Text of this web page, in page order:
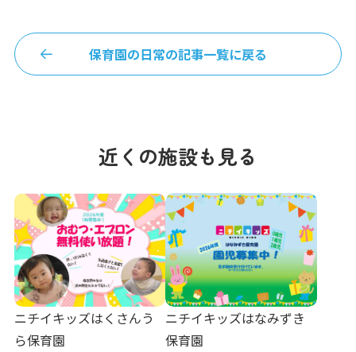
保育園の日常の記事一覧に戻る
近くの施設も見る
ニチイキッズはくさんう
ら保育園
ニチイキッズはなみずき
保育園